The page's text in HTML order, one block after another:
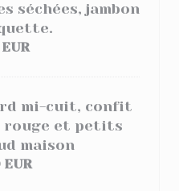
séchées, jambon
mi-cuit, confit
rouge et petits
maison
EUR